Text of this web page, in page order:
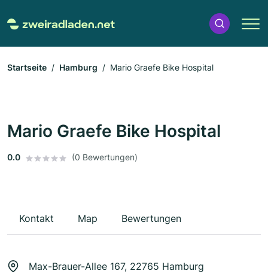
Startseite Hamburg Mario Graefe Bike Hospital
Mario Graefe Bike Hospital
0.0 (0 Bewertungen)
Kontakt Map Bewertungen
Max-Brauer-Allee 167, 22765 Hamburg